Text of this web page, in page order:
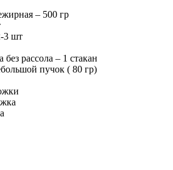
– 500 гр
3 шт
без рассола – 1 стакан
пучок ( 80 гр)